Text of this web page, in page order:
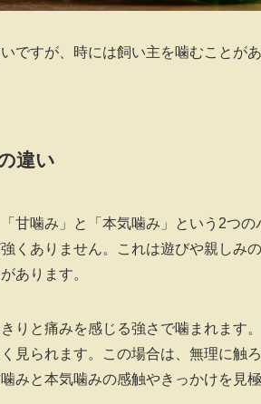
ですが、時には飼い主を噛むことが
違い
甘噛み」と「本気噛み」という2つ
くありません。これは遊びや親しみ
あります。
りと痛みを感じる強さで噛まれます
見られます。この場合は、無理に触
みと本気噛みの感触やきっかけを見